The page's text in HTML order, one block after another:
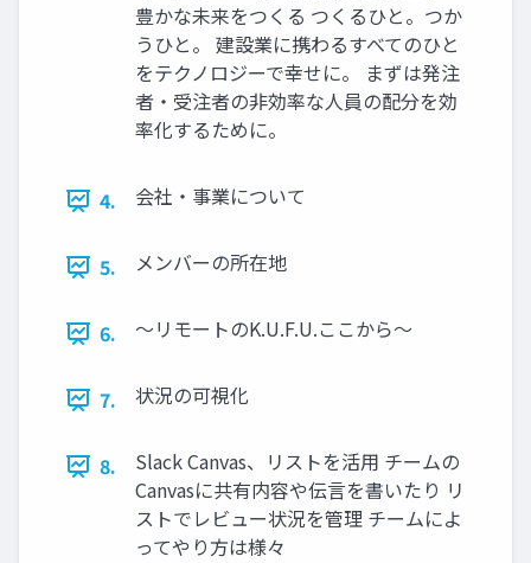
豊かな未来をつくる つくるひと。つか
うひと。 建設業に携わるすべてのひと
をテクノロジーで幸せに。 まずは発注
者‧受注者の⾮効率な⼈員の配分を効
率化するために。
4. 会社‧事業について
5. メンバーの所在地
6. 〜リモートのK.U.F.U.ここから〜
7. 状況の可視化
8.
Slack Canvas、リストを活⽤ チームの
Canvasに共有内容や伝⾔を書いたり リ
ストでレビュー状況を管理 チームによ
ってやり⽅は様々